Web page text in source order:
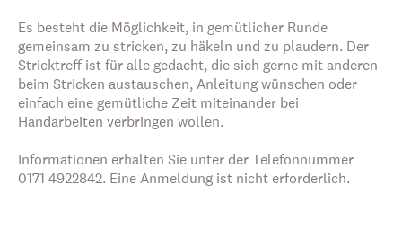
Es besteht die Möglichkeit, in gemütlicher Runde
gemeinsam zu stricken, zu häkeln und zu plaudern. Der
Stricktreff ist für alle gedacht, die sich gerne mit anderen
beim Stricken austauschen, Anleitung wünschen oder
einfach eine gemütliche Zeit miteinander bei
Handarbeiten verbringen wollen.
Informationen erhalten Sie unter der Telefonnummer
0171 4922842. Eine Anmeldung ist nicht erforderlich.